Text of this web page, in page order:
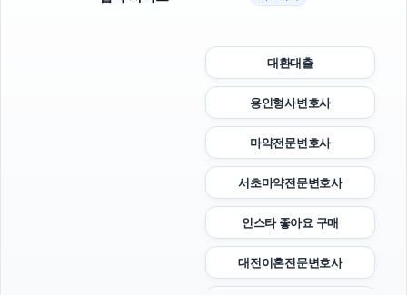
대환대출
용인형사변호사
마약전문변호사
서초마약전문변호사
인스타 좋아요 구매
대전이혼전문변호사